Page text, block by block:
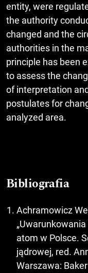
entity, were
the authority
changed and the
authorities in the
principle has been
to assess the
of interpretation
postulates for
analyzed area.
Bibliografia
Achramowicz
atom w Polsce.
jądrowej, red.
Warszawa: